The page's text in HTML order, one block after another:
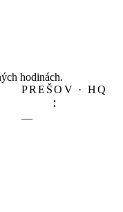
hodinách.
PREŠOV · HQ
—